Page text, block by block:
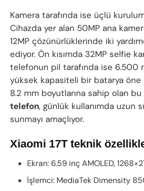
Kamera tarafında ise üçlü
Cihazda yer alan 50MP ana
12MP çözünürlüklerinde iki
ediyor. Ön kısımda 32MP selfie
telefonun pil tarafında ise 6.500
yüksek kapasiteli bir batarya öne
8.2 mm boyutlarına sahip olan bu
telefon, günlük kullanımda uzun
sunmayı amaçlıyor.
Xiaomi 17T teknik
Ekran: 6.59 inç AMOLED,
İşlemci: MediaTek Dimensity